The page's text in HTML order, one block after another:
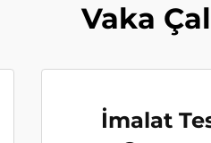
Vaka
İmalat